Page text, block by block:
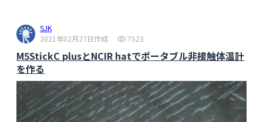
SJK
2021年02月27日作成
7523
M5StickC plusとNCIR hatでポータブル非接触体温計
を作る